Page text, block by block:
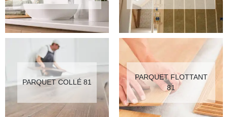
PARQUET COLLÉ 81
PARQUET FLOTTANT
81